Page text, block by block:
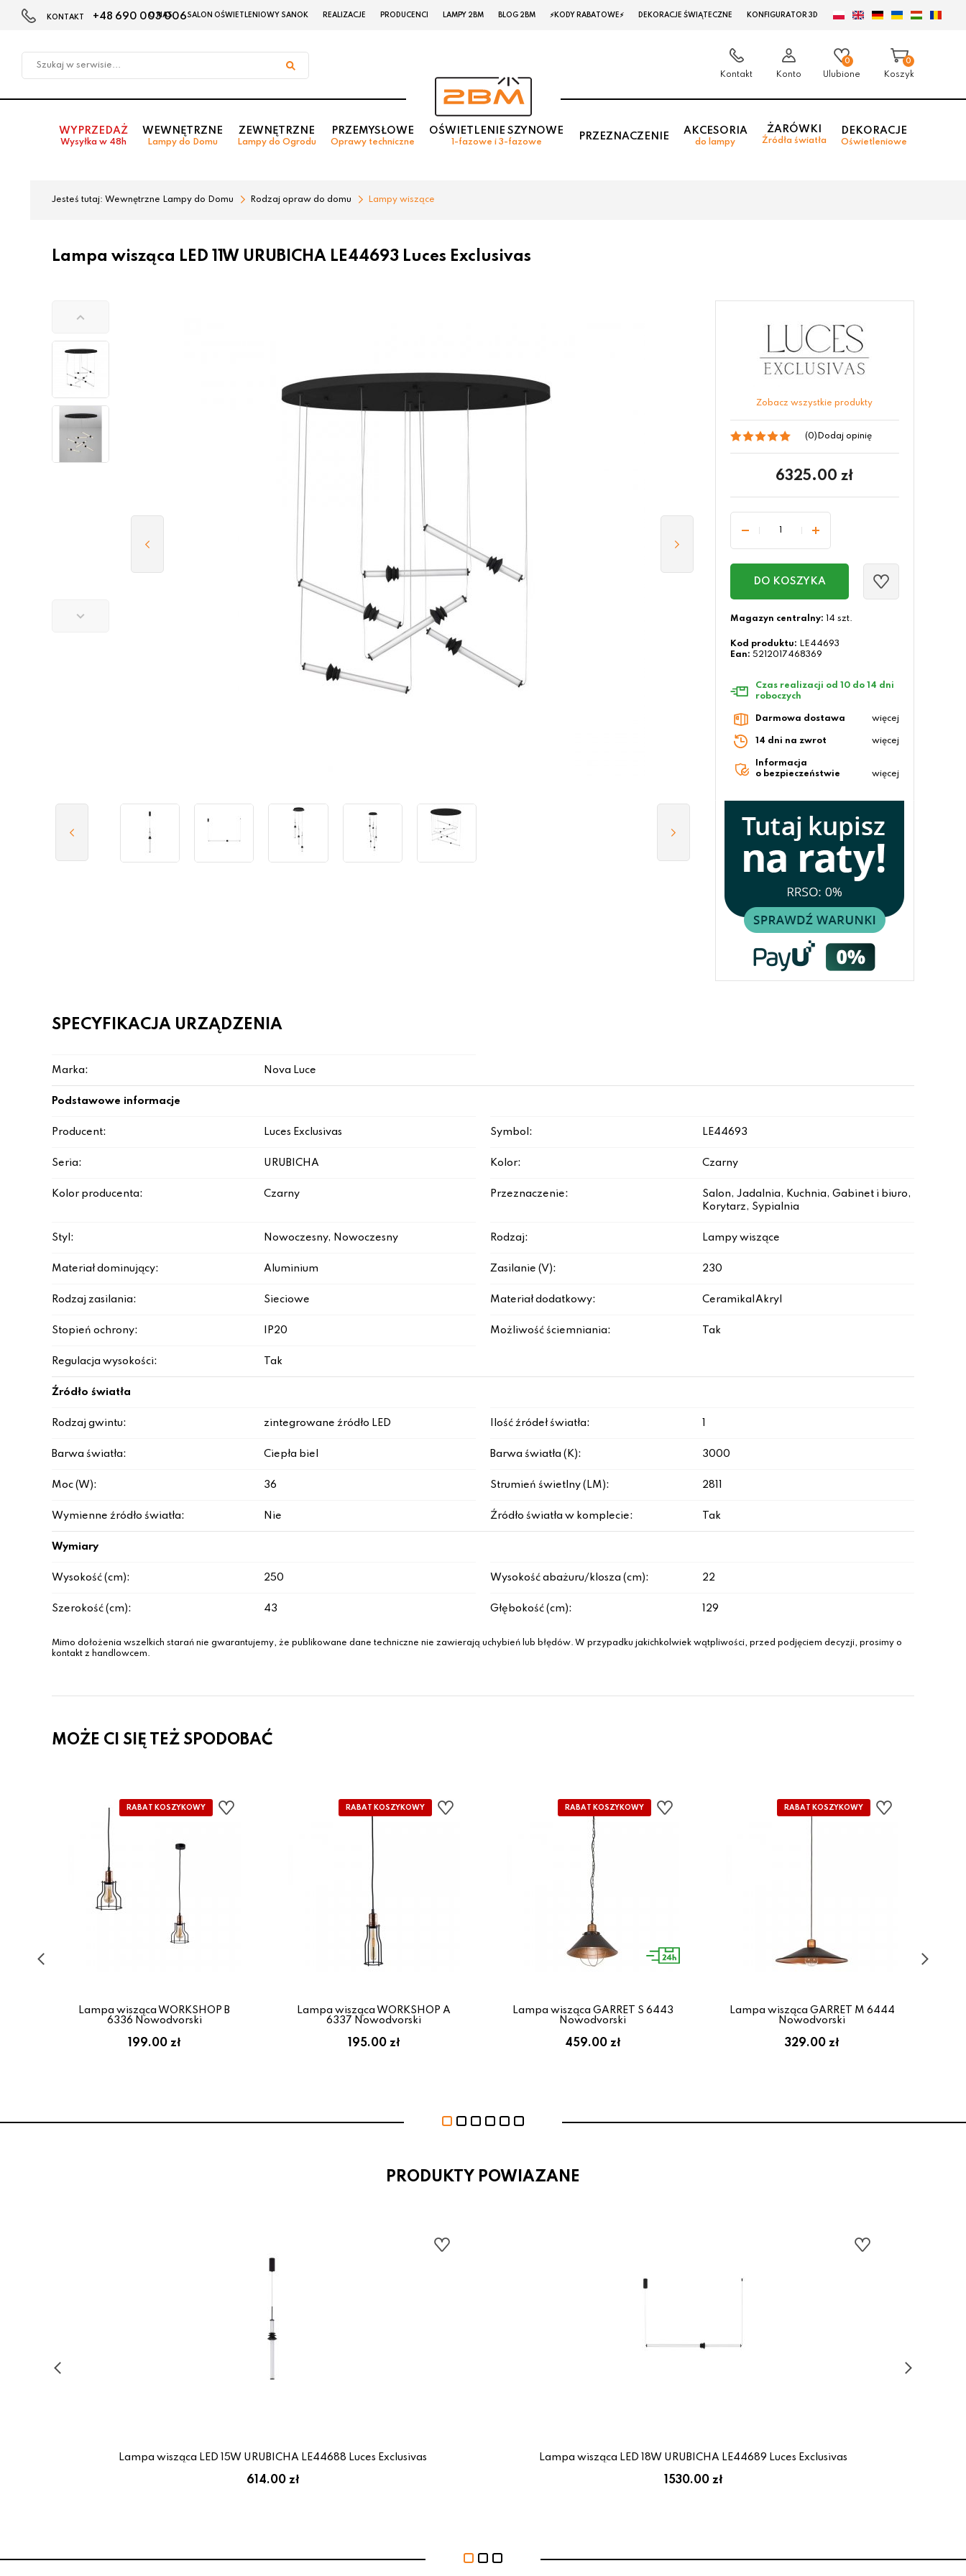
w
KONTAKT +48 690 003 006
O NAS SALON OŚWIETLENIOWY SANOK REALIZACJE PRODUCENCI LAMPY 2BM BLOG 2BM ⚡KODY RABATOWE⚡ DEKORACJE ŚWIĄTECZNE KONFIGURATOR 3D
Kontakt Konto
0
Ulubione
0
Koszyk
WYPRZEDAŻ
Wysyłka w 48h
WEWNĘTRZNE
Lampy do Domu
ZEWNĘTRZNE
Lampy do Ogrodu
PRZEMYSŁOWE
Oprawy techniczne
OŚWIETLENIE SZYNOWE
1-fazowe i 3-fazowe
PRZEZNACZENIE
AKCESORIA
do lampy
ŻARÓWKI
Źródła światła
DEKORACJE
Oświetleniowe
Jesteś tutaj: Wewnętrzne Lampy do Domu Rodzaj opraw do domu Lampy wiszące
Lampa wisząca LED 11W URUBICHA LE44693 Luces Exclusivas
Zobacz wszystkie produkty
(0) Dodaj opinię
6325.00 zł
DO KOSZYKA
Magazyn centralny: 14 szt.
Kod produktu: LE44693
Ean: 5212017468369
Czas realizacji od 10 do 14 dni
roboczych
Darmowa dostawa więcej
14 dni na zwrot więcej
Informacja
o bezpieczeństwie
więcej
SPECYFIKACJA URZĄDZENIA
Marka: Nova Luce
Podstawowe informacje
Producent: Luces Exclusivas Symbol: LE44693
Seria: URUBICHA Kolor: Czarny
Kolor producenta: Czarny Przeznaczenie:
Salon, Jadalnia, Kuchnia, Gabinet i biuro,
Korytarz, Sypialnia
Styl: Nowoczesny, Nowoczesny Rodzaj: Lampy wiszące
Materiał dominujący: Aluminium Zasilanie (V): 230
Rodzaj zasilania: Sieciowe Materiał dodatkowy: Ceramika|Akryl
Stopień ochrony: IP20 Możliwość ściemniania: Tak
Regulacja wysokości: Tak
Źródło światła
Rodzaj gwintu: zintegrowane źródło LED Ilość źródeł światła:
Barwa światła: Ciepła biel Barwa światła (K): 3000
Moc (W): 36 Strumień świetlny (LM): 2811
Wymienne źródło światła: Nie Źródło światła w komplecie: Tak
Wymiary
Wysokość (cm): 250 Wysokość abażuru/klosza (cm): 22
Szerokość (cm): 43 Głębokość (cm): 129
Mimo dołożenia wszelkich starań nie gwarantujemy, że publikowane dane techniczne nie zawierają uchybień lub błędów. W przypadku jakichkolwiek wątpliwości, przed podjęciem decyzji, prosimy o
kontakt z handlowcem.
MOŻE CI SIĘ TEŻ SPODOBAĆ
Lampa wisząca WORKSHOP B
6336 Nowodvorski
199.00 zł
Lampa wisząca WORKSHOP A
6337 Nowodvorski
195.00 zł
Lampa wisząca GARRET S 6443
Nowodvorski
459.00 zł
Lampa wisząca GARRET M 6444
Nowodvorski
329.00 zł
PRODUKTY POWIAZANE
Lampa wisząca LED 15W URUBICHA LE44688 Luces Exclusivas
614.00 zł
Lampa wisząca LED 18W URUBICHA LE44689 Luces Exclusivas
1530.00 zł